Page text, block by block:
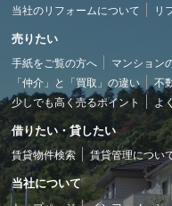
当社のリフォームについて リ
売りたい
手紙をご覧の方へ マンション
「仲介」と「買取」の違い
不
少しでも高く売るポイント
よ
借りたい・貸したい
賃貸物件検索 賃貸管理につい
当社について